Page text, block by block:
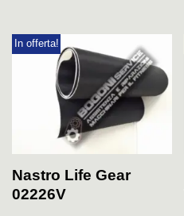
In offerta!
Nastro Life Gear
02226V